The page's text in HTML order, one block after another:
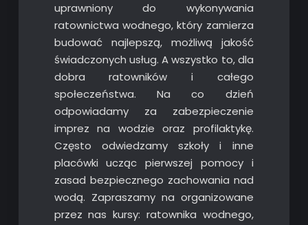
uprawniony do wykonywania
ratownictwa wodnego, który zamierza
budować najlepszą, możliwą jakość
świadczonych usług. A wszystko to, dla
dobra ratowników i całego
społeczeństwa. Na co dzień
odpowiadamy za zabezpieczenie
imprez na wodzie oraz profilaktykę.
Często odwiedzamy szkoły i inne
placówki ucząc pierwszej pomocy i
zasad bezpiecznego zachowania nad
wodą. Zapraszamy na organizowane
przez nas kursy: ratownika wodnego,